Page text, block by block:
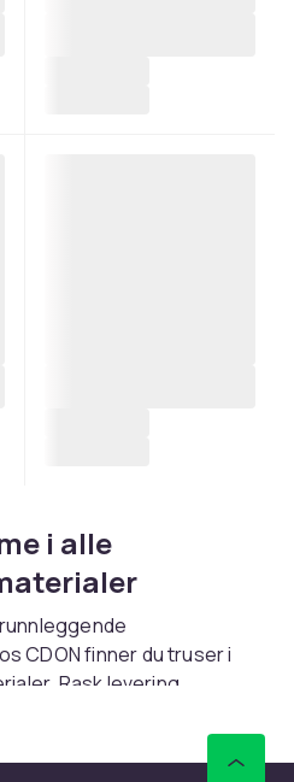
i alle
CDON finner du truser i
Rask levering.